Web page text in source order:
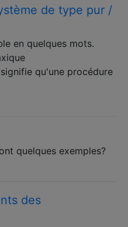
de type pur /
en quelques mots.
qu'une procédure
quelques exemples?
des